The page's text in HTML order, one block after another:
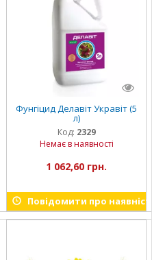
Фунгіцид Делавіт Укравіт (5
л)
Код: 2329
Немає в наявності
1 062,60 грн.
Повідомити про